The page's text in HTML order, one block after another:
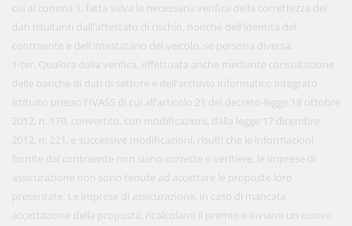
cui al comma 1, fatta salva la necessaria verifica della correttezza dei
dati risultanti dall'attestato di rischio, nonché dell'identità del
contraente e dell'intestatario del veicolo, se persona diversa.
1-ter. Qualora dalla verifica, effettuata anche mediante consultazione
delle banche di dati di settore e dell'archivio informatico integrato
istituito presso l'IVASS di cui all'articolo 21 del decreto-legge 18 ottobre
2012, n. 179, convertito, con modificazioni, dalla legge 17 dicembre
2012, n. 221, e successive modificazioni, risulti che le informazioni
fornite dal contraente non siano corrette o veritiere, le imprese di
assicurazione non sono tenute ad accettare le proposte loro
presentate. Le imprese di assicurazione, in caso di mancata
accettazione della proposta, ricalcolano il premio e inviano un nuovo